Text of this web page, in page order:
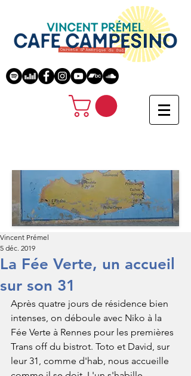
La Fée Verte, un accueil
sur son 31
Vincent Prémel
5 déc. 2019
Après quatre jours de résidence bien
intenses, on déboule avec Niko à la
Fée Verte à Rennes pour les premières
Trans off du bistrot. Toto et David, sur
leur 31, comme d'hab, nous accueille